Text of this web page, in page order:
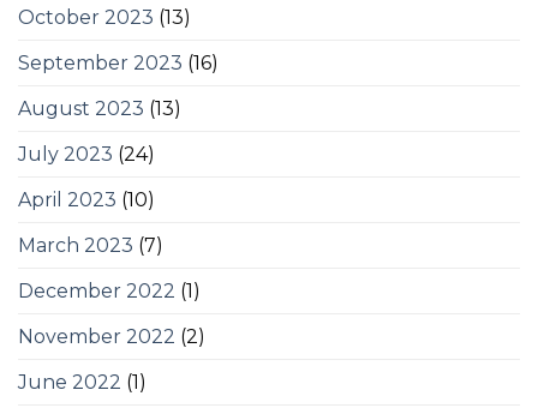
October 2023 (13)
September 2023 (16)
August 2023 (13)
July 2023 (24)
April 2023 (10)
March 2023 (7)
December 2022 (1)
November 2022 (2)
June 2022 (1)